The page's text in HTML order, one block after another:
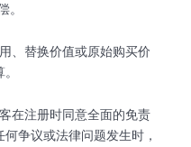
。
、替换价值或原始购买价
在注册时同意全面的免责
争议或法律问题发生时，